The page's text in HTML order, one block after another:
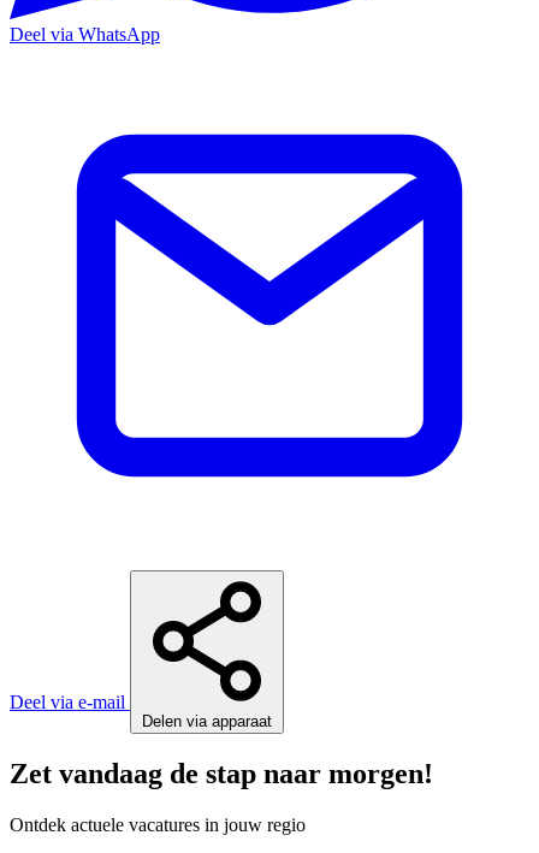
Deel via WhatsApp
Deel via e-mail
Delen via apparaat
Zet vandaag de stap naar morgen!
Ontdek actuele vacatures in jouw regio